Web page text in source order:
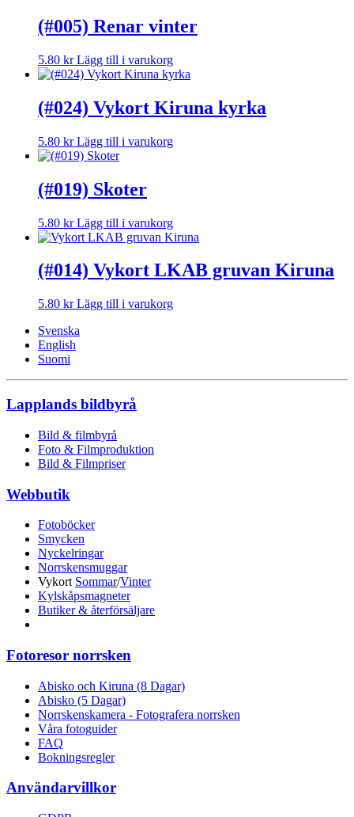
(#005) Renar vinter
5.80 kr Lägg till i varukorg
(#024) Vykort Kiruna kyrka
5.80 kr Lägg till i varukorg
(#019) Skoter
5.80 kr Lägg till i varukorg
(#014) Vykort LKAB gruvan Kiruna
5.80 kr Lägg till i varukorg
Svenska
English
Suomi
Lapplands bildbyrå
Bild & filmbyrå
Foto & Filmproduktion
Bild & Filmpriser
Webbutik
Fotoböcker
Smycken
Nyckelringar
Norrskensmuggar
Vykort Sommar/Vinter
Kylskåpsmagneter
Butiker & återförsäljare
Fotoresor norrsken
Abisko och Kiruna (8 Dagar)
Abisko (5 Dagar)
Norrskenskamera - Fotografera norrsken
Våra fotoguider
FAQ
Bokningsregler
Användarvillkor